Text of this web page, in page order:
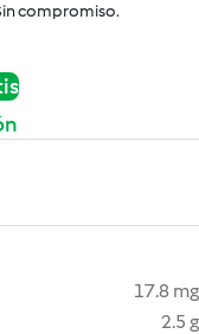
compromiso.
17.8 mg
2.5 g